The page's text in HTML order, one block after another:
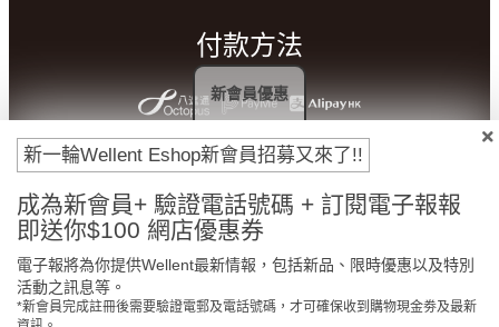
付款方法
門市免費自取 原裝行貨保證
新一輪Wellent Eshop新會員招募又來了!!
成為新會員+ 驗證電話號碼 + 訂閱電子報報
即送你$100 網店優惠券
電子報將為你提供Wellent最新情報，包括新品、限時優惠以及特別
活動之訊息等。
*新會員完成註冊後需要驗證電郵及電話號碼，才可確保收到購物現金劵及最新
新會員優惠